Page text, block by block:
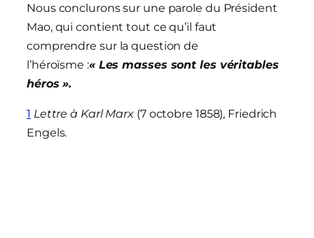
Nous conclurons sur une parole du Président
Mao, qui contient tout ce qu’il faut
comprendre sur la question de
l’héroïsme :« Les masses sont les véritables
héros ».
1 Lettre à Karl Marx (7 octobre 1858), Friedrich
Engels.